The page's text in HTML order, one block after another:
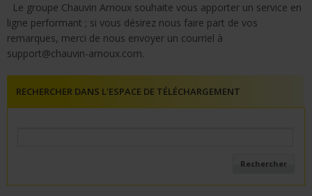
Le groupe Chauvin Arnoux souhaite vous apporter un service en
ligne performant ; si vous désirez nous faire part de vos
remarques, merci de nous envoyer un courriel à
support@chauvin-arnoux.com.
RECHERCHER DANS L'ESPACE DE TÉLÉCHARGEMENT